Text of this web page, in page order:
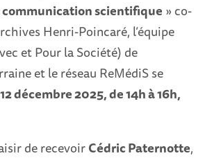
scientifique » co-
Henri-Poincaré, l’équipe
et Pour la Société) de
et le réseau ReMédiS se
décembre 2025, de 14h à 16h,
de recevoirCédric Paternotte,